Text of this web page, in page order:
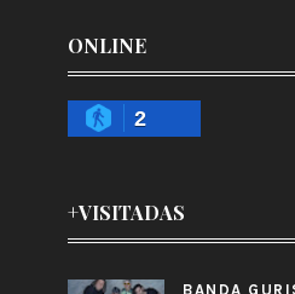
ONLINE
2
+VISITADAS
BANDA